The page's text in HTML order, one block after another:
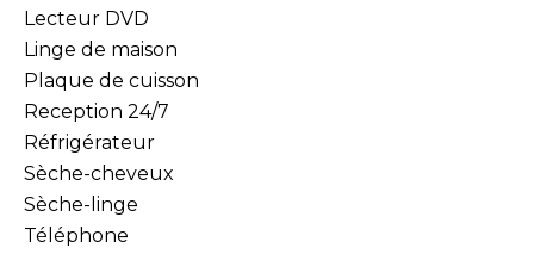
Lecteur DVD
Linge de maison
Plaque de cuisson
Reception 24/7
Réfrigérateur
Sèche-cheveux
Sèche-linge
Téléphone